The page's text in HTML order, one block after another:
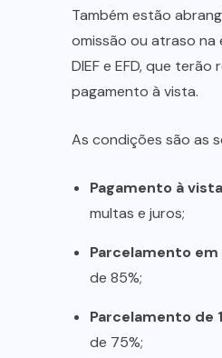
Também estão
omissão ou atraso
DIEF e EFD, que
pagamento à vista.
As condições são as
Pagamento à vista
multas e juros;
Parcelamento em
de 85%;
Parcelamento de
de 75%;